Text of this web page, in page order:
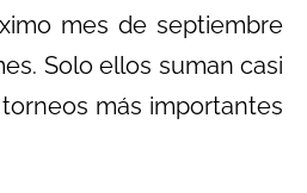
mes de septiembre
Solo ellos suman casi
más importantes